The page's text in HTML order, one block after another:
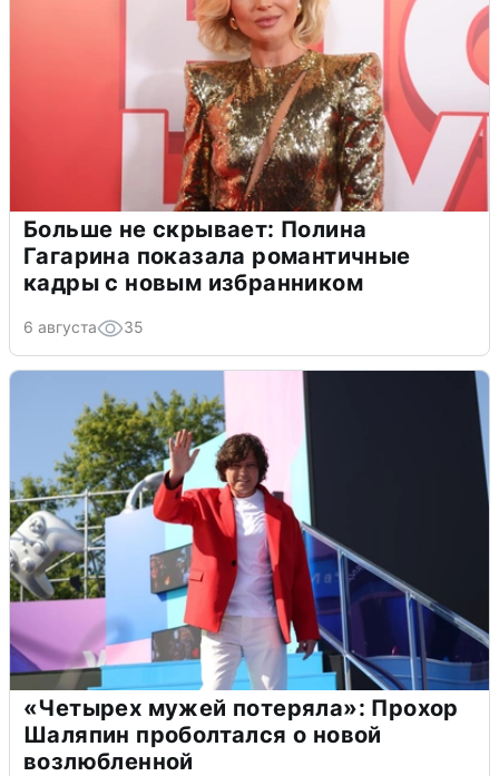
Больше не скрывает: Полина
Гагарина показала романтичные
кадры с новым избранником
6 августа 35
«Четырех мужей потеряла»: Прохор
Шаляпин проболтался о новой
возлюбленной